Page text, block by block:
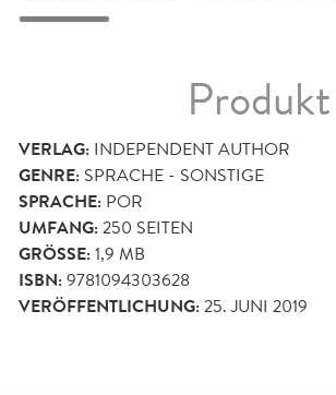
VERLAG: INDEPENDENT AUTHOR
GENRE: SPRACHE - SONSTIGE
SPRACHE: POR
UMFANG:250 SEITEN
GRÖSSE: 1,9 MB
ISBN:9781094303628
VERÖFFENTLICHUNG:25. JUNI 2019